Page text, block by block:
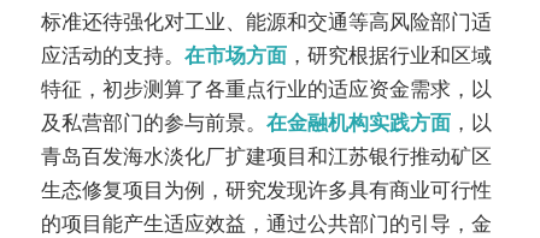
标准还待强化对工业、能源和交通等高风险部门适
应活动的支持。在市场方面 ，研究根据行业和区域
特征，初步测算了各重点行业的适应资金需求，以
及私营部门的参与前景。在金融机构实践方面 ，以
青岛百发海水淡化厂扩建项目和江苏银行推动矿区
生态修复项目为例，研究发现许多具有商业可行性
的项目能产生适应效益，通过公共部门的引导，金